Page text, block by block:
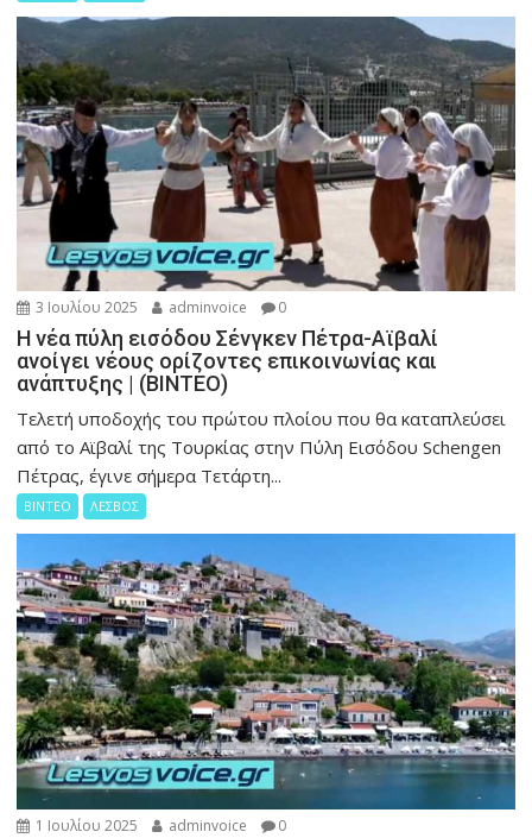
3 Ιουλίου 2025 adminvoice 0
Η νέα πύλη εισόδου Σένγκεν Πέτρα-Αϊβαλί
ανοίγει νέους ορίζοντες επικοινωνίας και
ανάπτυξης | (ΒΙΝΤΕΟ)
Τελετή υποδοχής του πρώτου πλοίου που θα καταπλεύσει
από το Αϊβαλί της Τουρκίας στην Πύλη Εισόδου Schengen
Πέτρας, έγινε σήμερα Τετάρτη...
ΒΙΝΤΕΟ ΛΕΣΒΟΣ
1 Ιουλίου 2025 adminvoice 0